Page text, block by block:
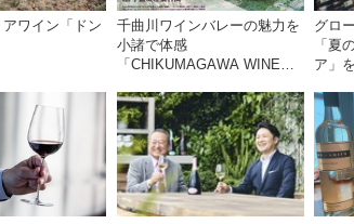
ワイン「ドン
千曲川ワインバレーの魅力を
小諸で体感
「CHIKUMAGAWA WINE
催！！
グロ
「夏
ア」